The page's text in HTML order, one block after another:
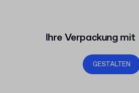
Ihre Verpackung mit
GESTALTEN